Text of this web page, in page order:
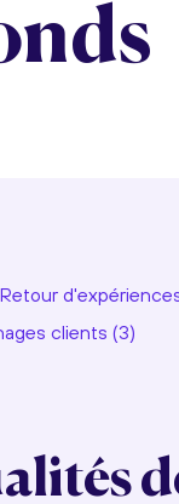
Retour d'expériences
clients (3)